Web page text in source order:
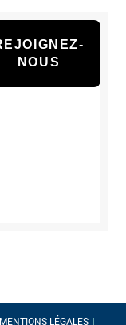
MENTIONS LÉGALES